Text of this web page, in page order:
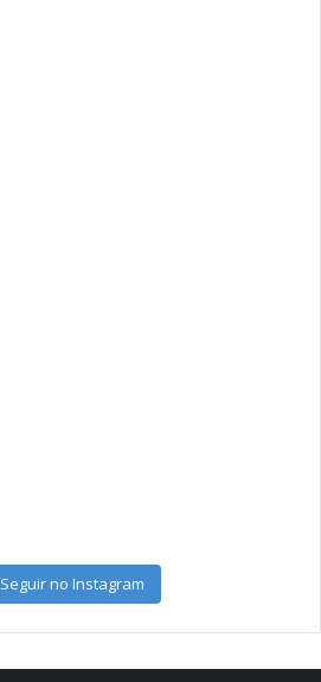
Seguir no Instagram